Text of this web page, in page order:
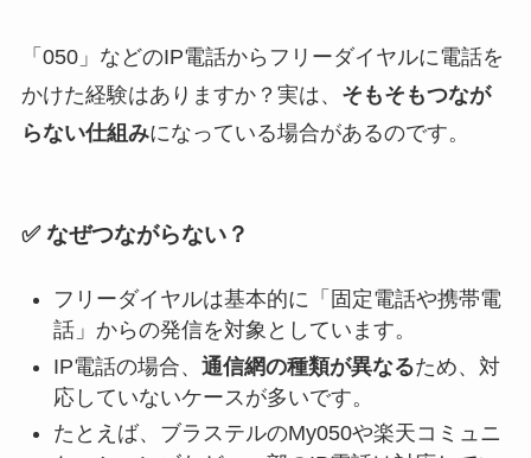
「050」などのIP電話からフリーダイヤルに電話を
かけた経験はありますか？実は、 そもそもつなが
らない仕組みになっている場合があるのです。
✅ なぜつながらない？
フリーダイヤルは基本的に「固定電話や携帯電
話」からの発信を対象としています。
IP電話の場合、 通信網の種類が異なるため、対
応していないケースが多いです。
たとえば、ブラステルのMy050や楽天コミュニ